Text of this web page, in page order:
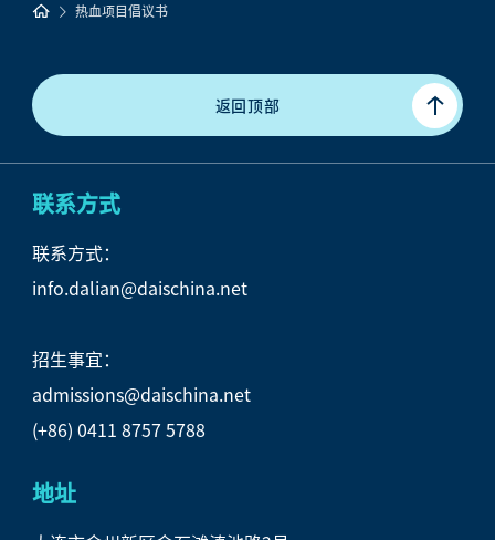
热血项目倡议书
返回顶部
联系方式
联系方式：
info.dalian@daischina.net
招生事宜：
admissions@daischina.net
(+86) 0411 8757 5788
地址